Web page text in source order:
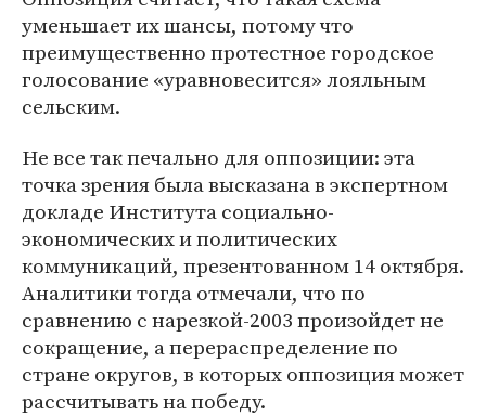
уменьшает их шансы, потому что
преимущественно протестное городское
голосование «уравновесится» лояльным
сельским.
Не все так печально для оппозиции: эта
точка зрения была высказана в экспертном
докладе Института социально-
экономических и политических
коммуникаций, презентованном 14 октября.
Аналитики тогда отмечали, что по
сравнению с нарезкой-2003 произойдет не
сокращение, а перераспределение по
стране округов, в которых оппозиция может
рассчитывать на победу.